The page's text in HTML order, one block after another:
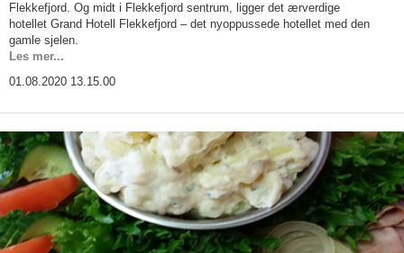
Flekkefjord. Og midt i Flekkefjord sentrum, ligger det ærverdige
hotellet Grand Hotell Flekkefjord – det nyoppussede hotellet med den
gamle sjelen.
Les mer...
01.08.2020 13.15.00